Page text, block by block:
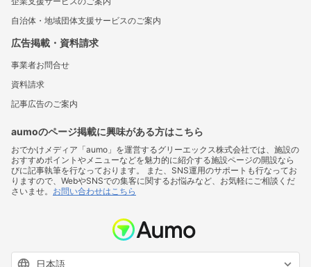
自治体・地域団体支援サービスのご案内
広告掲載・資料請求
事業者お問合せ
資料請求
記事広告のご案内
aumoのページ掲載に興味がある方はこちら
おでかけメディア「aumo」を運営するグリーエックス株式会社では、施設の
おすすめポイントやメニューなどを魅力的に紹介する施設ページの開設なら
びに記事執筆を行なっております。 また、SNS運用のサポートも行なってお
りますので、WebやSNSでの集客に関するお悩みなど、お気軽にご相談くだ
さいませ。 お問い合わせはこちら